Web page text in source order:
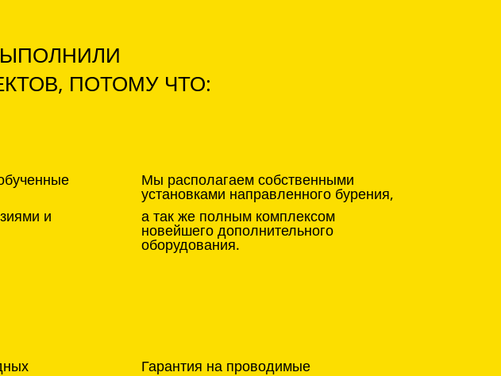
ПОТОМУ ЧТО:
и
Мы располагаем собственными
установками направленного бурения,
а так же полным комплексом
новейшего дополнительного
оборудования.
Гарантия на проводимые